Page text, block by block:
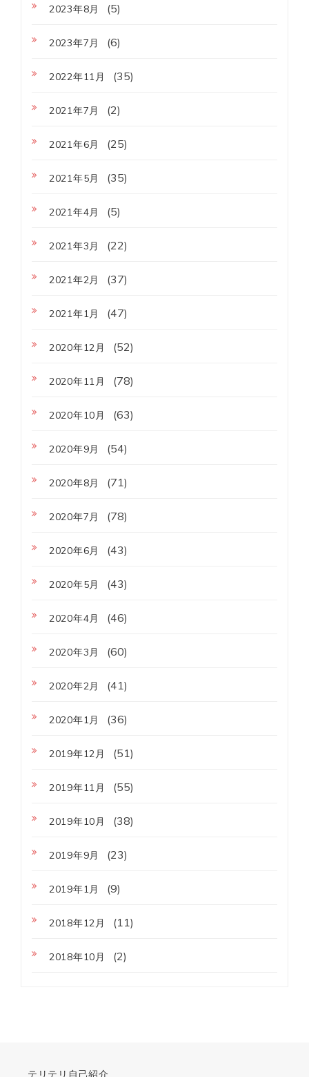
2023年8月 (5)
2023年7月 (6)
2022年11月 (35)
2021年7月 (2)
2021年6月 (25)
2021年5月 (35)
2021年4月 (5)
2021年3月 (22)
2021年2月 (37)
2021年1月 (47)
2020年12月 (52)
2020年11月 (78)
2020年10月 (63)
2020年9月 (54)
2020年8月 (71)
2020年7月 (78)
2020年6月 (43)
2020年5月 (43)
2020年4月 (46)
2020年3月 (60)
2020年2月 (41)
2020年1月 (36)
2019年12月 (51)
2019年11月 (55)
2019年10月 (38)
2019年9月 (23)
2019年1月 (9)
2018年12月 (11)
2018年10月 (2)
テリテリ自己紹介